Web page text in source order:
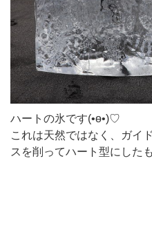
ハートの氷です(•ө•)♡
これは天然ではなく、ガイ
スを削ってハート型にした